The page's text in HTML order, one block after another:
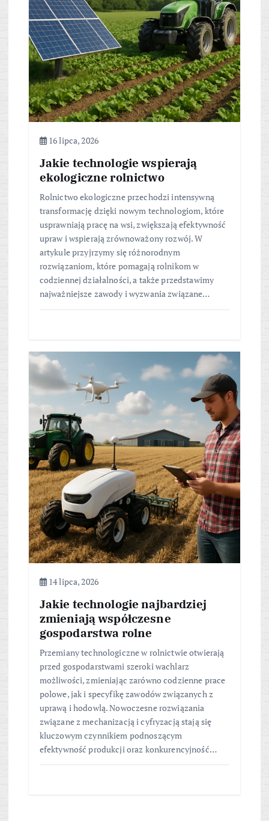
16 lipca, 2026
Jakie technologie wspierają
ekologiczne rolnictwo
Rolnictwo ekologiczne przechodzi intensywną
transformację dzięki nowym technologiom, które
usprawniają pracę na wsi, zwiększają efektywność
upraw i wspierają zrównoważony rozwój. W
artykule przyjrzymy się różnorodnym
rozwiązaniom, które pomagają rolnikom w
codziennej działalności, a także przedstawimy
najważniejsze zawody i wyzwania związane…
14 lipca, 2026
Jakie technologie najbardziej
zmieniają współczesne
gospodarstwa rolne
Przemiany technologiczne w rolnictwie otwierają
przed gospodarstwami szeroki wachlarz
możliwości, zmieniając zarówno codzienne prace
polowe, jak i specyfikę zawodów związanych z
uprawą i hodowlą. Nowoczesne rozwiązania
związane z mechanizacją i cyfryzacją stają się
kluczowym czynnikiem podnoszącym
efektywność produkcji oraz konkurencyjność…